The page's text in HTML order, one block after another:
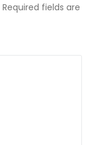
Required fields are